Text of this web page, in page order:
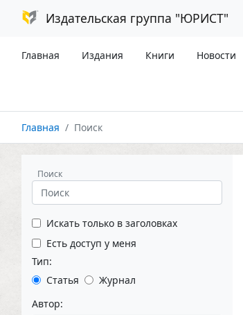
Издательская группа "ЮРИСТ"
Главная Издания Книги Новости
Главная Поиск
Поиск
Искать только в заголовках
Есть доступ у меня
Тип:
Статья
Журнал
Автор: